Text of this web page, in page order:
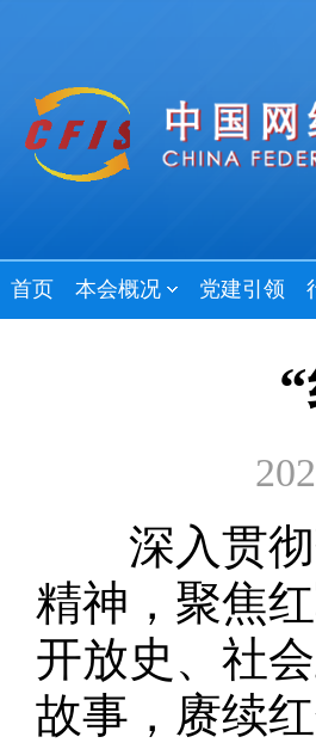
首页 本会概况 党建引领
深入贯彻
精神，聚焦
开放史、社
故事，赓续